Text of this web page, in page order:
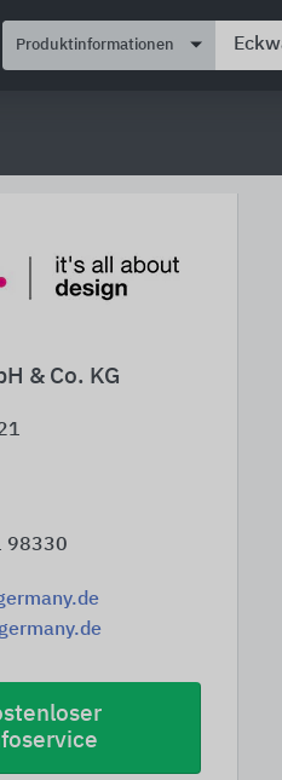
Produktinformationen
& Co. KG
98330